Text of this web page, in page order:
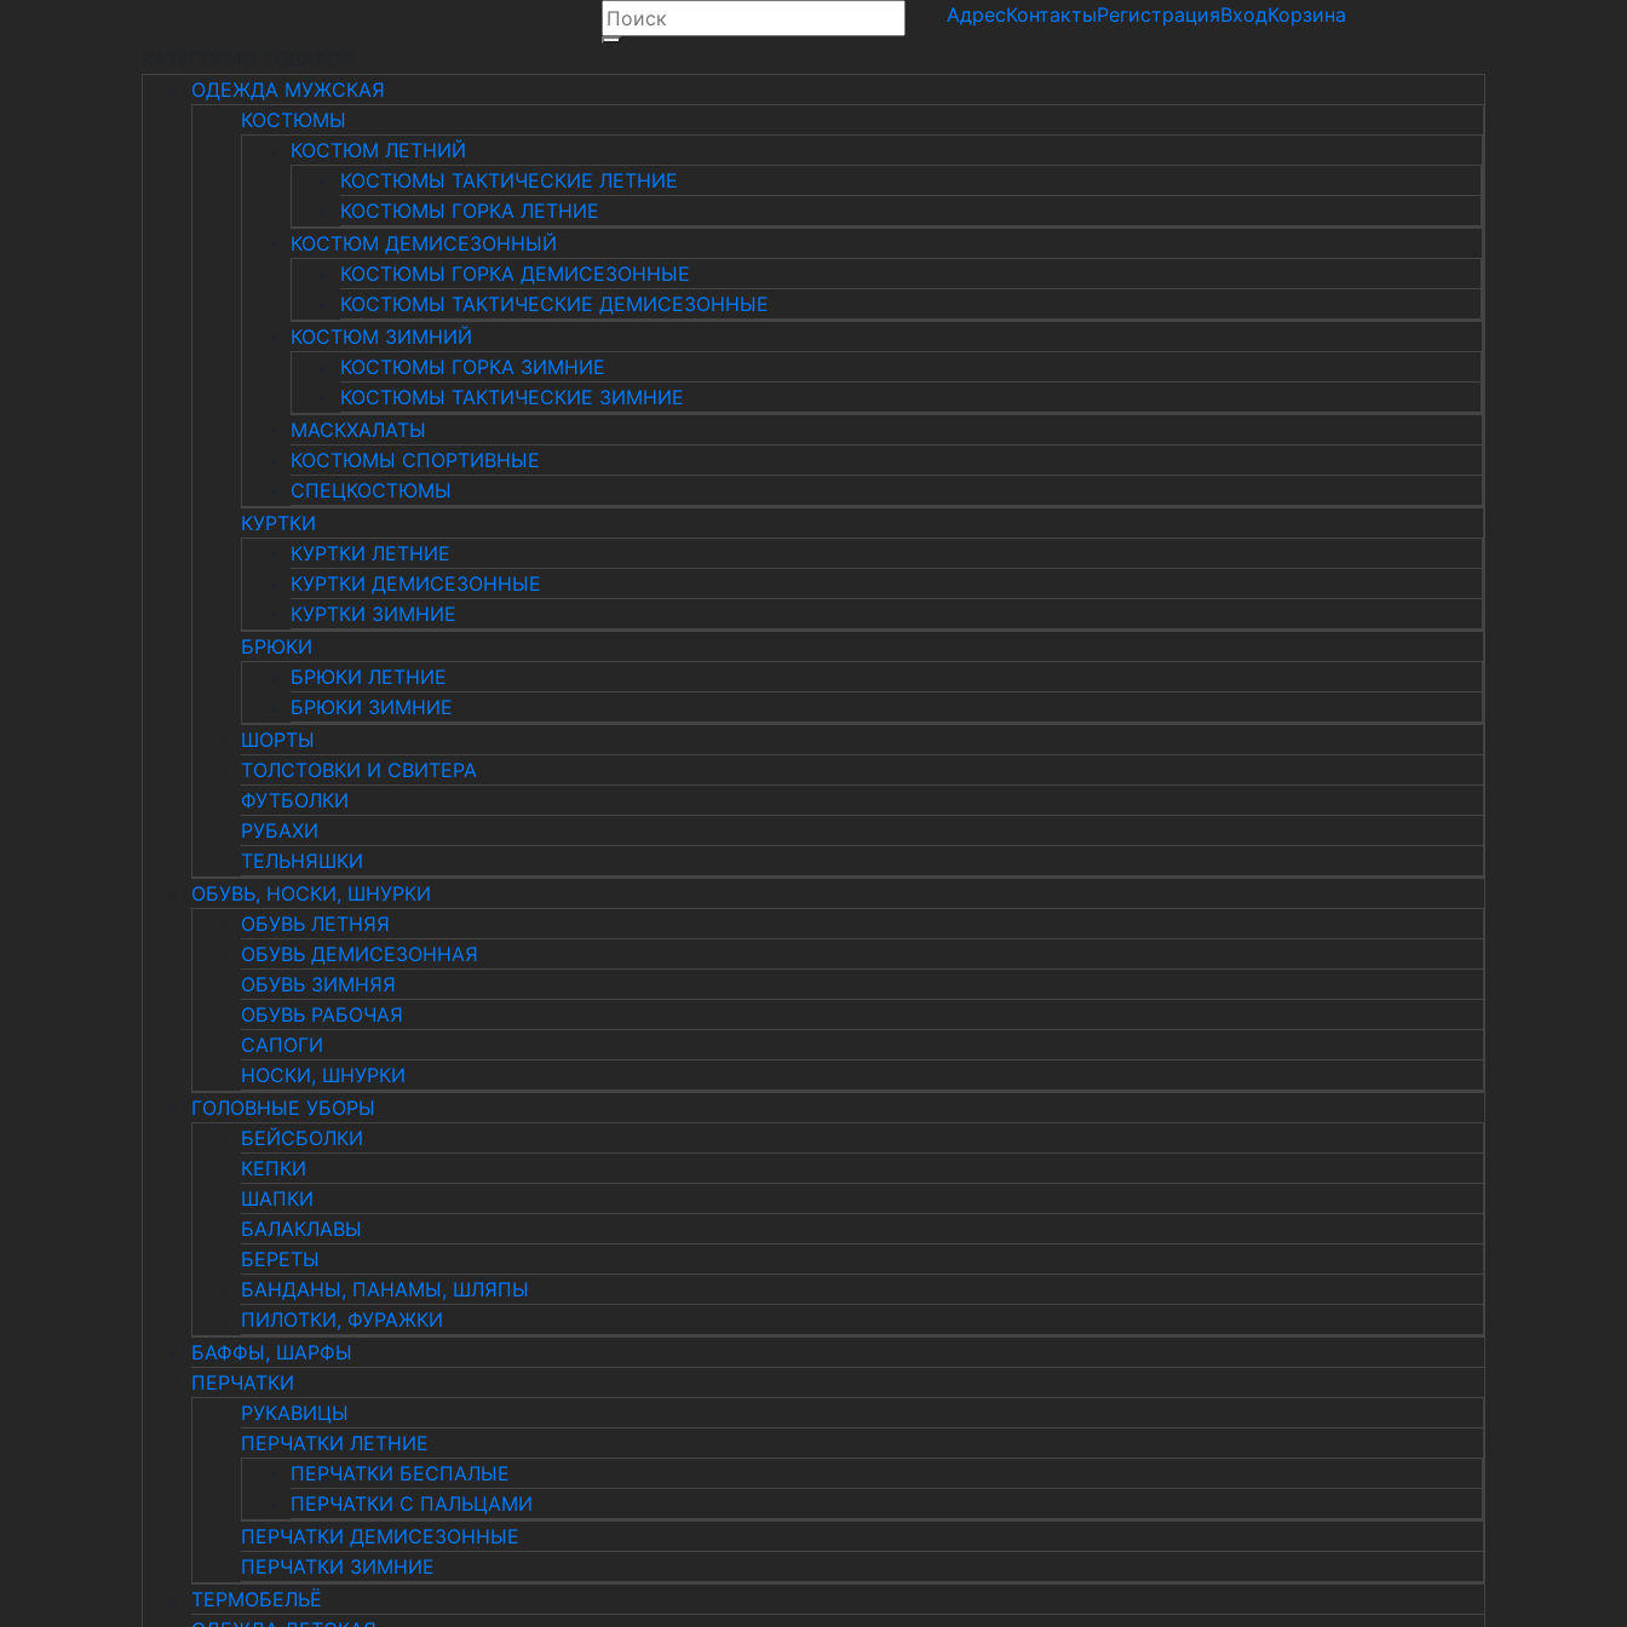
АдресКонтактыРегистрацияВходКорзина
ОДЕЖДА МУЖСКАЯ
КОСТЮМЫ
КОСТЮМ ЛЕТНИЙ
КОСТЮМЫ ТАКТИЧЕСКИЕ ЛЕТНИЕ
КОСТЮМЫ ГОРКА ЛЕТНИЕ
КОСТЮМ ДЕМИСЕЗОННЫЙ
КОСТЮМЫ ГОРКА ДЕМИСЕЗОННЫЕ
КОСТЮМЫ ТАКТИЧЕСКИЕ ДЕМИСЕЗОННЫЕ
КОСТЮМ ЗИМНИЙ
КОСТЮМЫ ГОРКА ЗИМНИЕ
КОСТЮМЫ ТАКТИЧЕСКИЕ ЗИМНИЕ
МАСКХАЛАТЫ
КОСТЮМЫ СПОРТИВНЫЕ
СПЕЦКОСТЮМЫ
КУРТКИ
КУРТКИ ЛЕТНИЕ
КУРТКИ ДЕМИСЕЗОННЫЕ
КУРТКИ ЗИМНИЕ
БРЮКИ
БРЮКИ ЛЕТНИЕ
БРЮКИ ЗИМНИЕ
ШОРТЫ
ТОЛСТОВКИ И СВИТЕРА
ФУТБОЛКИ
РУБАХИ
ТЕЛЬНЯШКИ
ОБУВЬ, НОСКИ, ШНУРКИ
ОБУВЬ ЛЕТНЯЯ
ОБУВЬ ДЕМИСЕЗОННАЯ
ОБУВЬ ЗИМНЯЯ
ОБУВЬ РАБОЧАЯ
САПОГИ
НОСКИ, ШНУРКИ
ГОЛОВНЫЕ УБОРЫ
БЕЙСБОЛКИ
КЕПКИ
ШАПКИ
БАЛАКЛАВЫ
БЕРЕТЫ
БАНДАНЫ, ПАНАМЫ, ШЛЯПЫ
ПИЛОТКИ, ФУРАЖКИ
БАФФЫ, ШАРФЫ
ПЕРЧАТКИ
РУКАВИЦЫ
ПЕРЧАТКИ ЛЕТНИЕ
ПЕРЧАТКИ БЕСПАЛЫЕ
ПЕРЧАТКИ С ПАЛЬЦАМИ
ПЕРЧАТКИ ДЕМИСЕЗОННЫЕ
ПЕРЧАТКИ ЗИМНИЕ
ТЕРМОБЕЛЬЁ